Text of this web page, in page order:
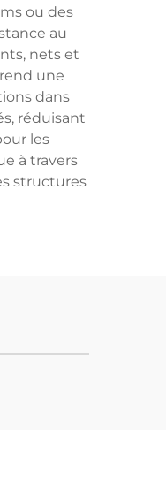
ou des
au
nets et
une
dans
réduisant
les
à travers
structures